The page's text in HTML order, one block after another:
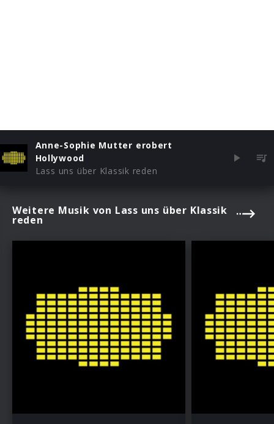
Anne-Sophie Mutter erobert
Hollywood
Lass uns über Klassik reden
Weitere Musik von Lass uns über Klassik
reden